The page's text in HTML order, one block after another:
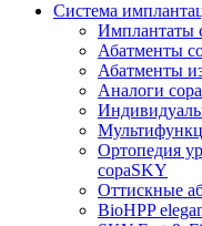
Система
Имплантаты
Абатменты
Абатменты
Аналоги
Ортопедия
copaSKY
Оттискные
BioHPP